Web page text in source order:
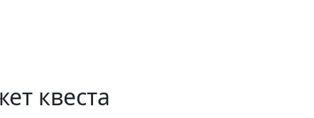
квеста